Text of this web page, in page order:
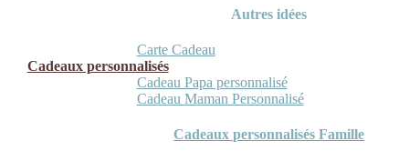
Autres idées
Carte Cadeau
Cadeaux personnalisés
Cadeau Papa personnalisé
Cadeau Maman Personnalisé
Cadeaux personnalisés Famille